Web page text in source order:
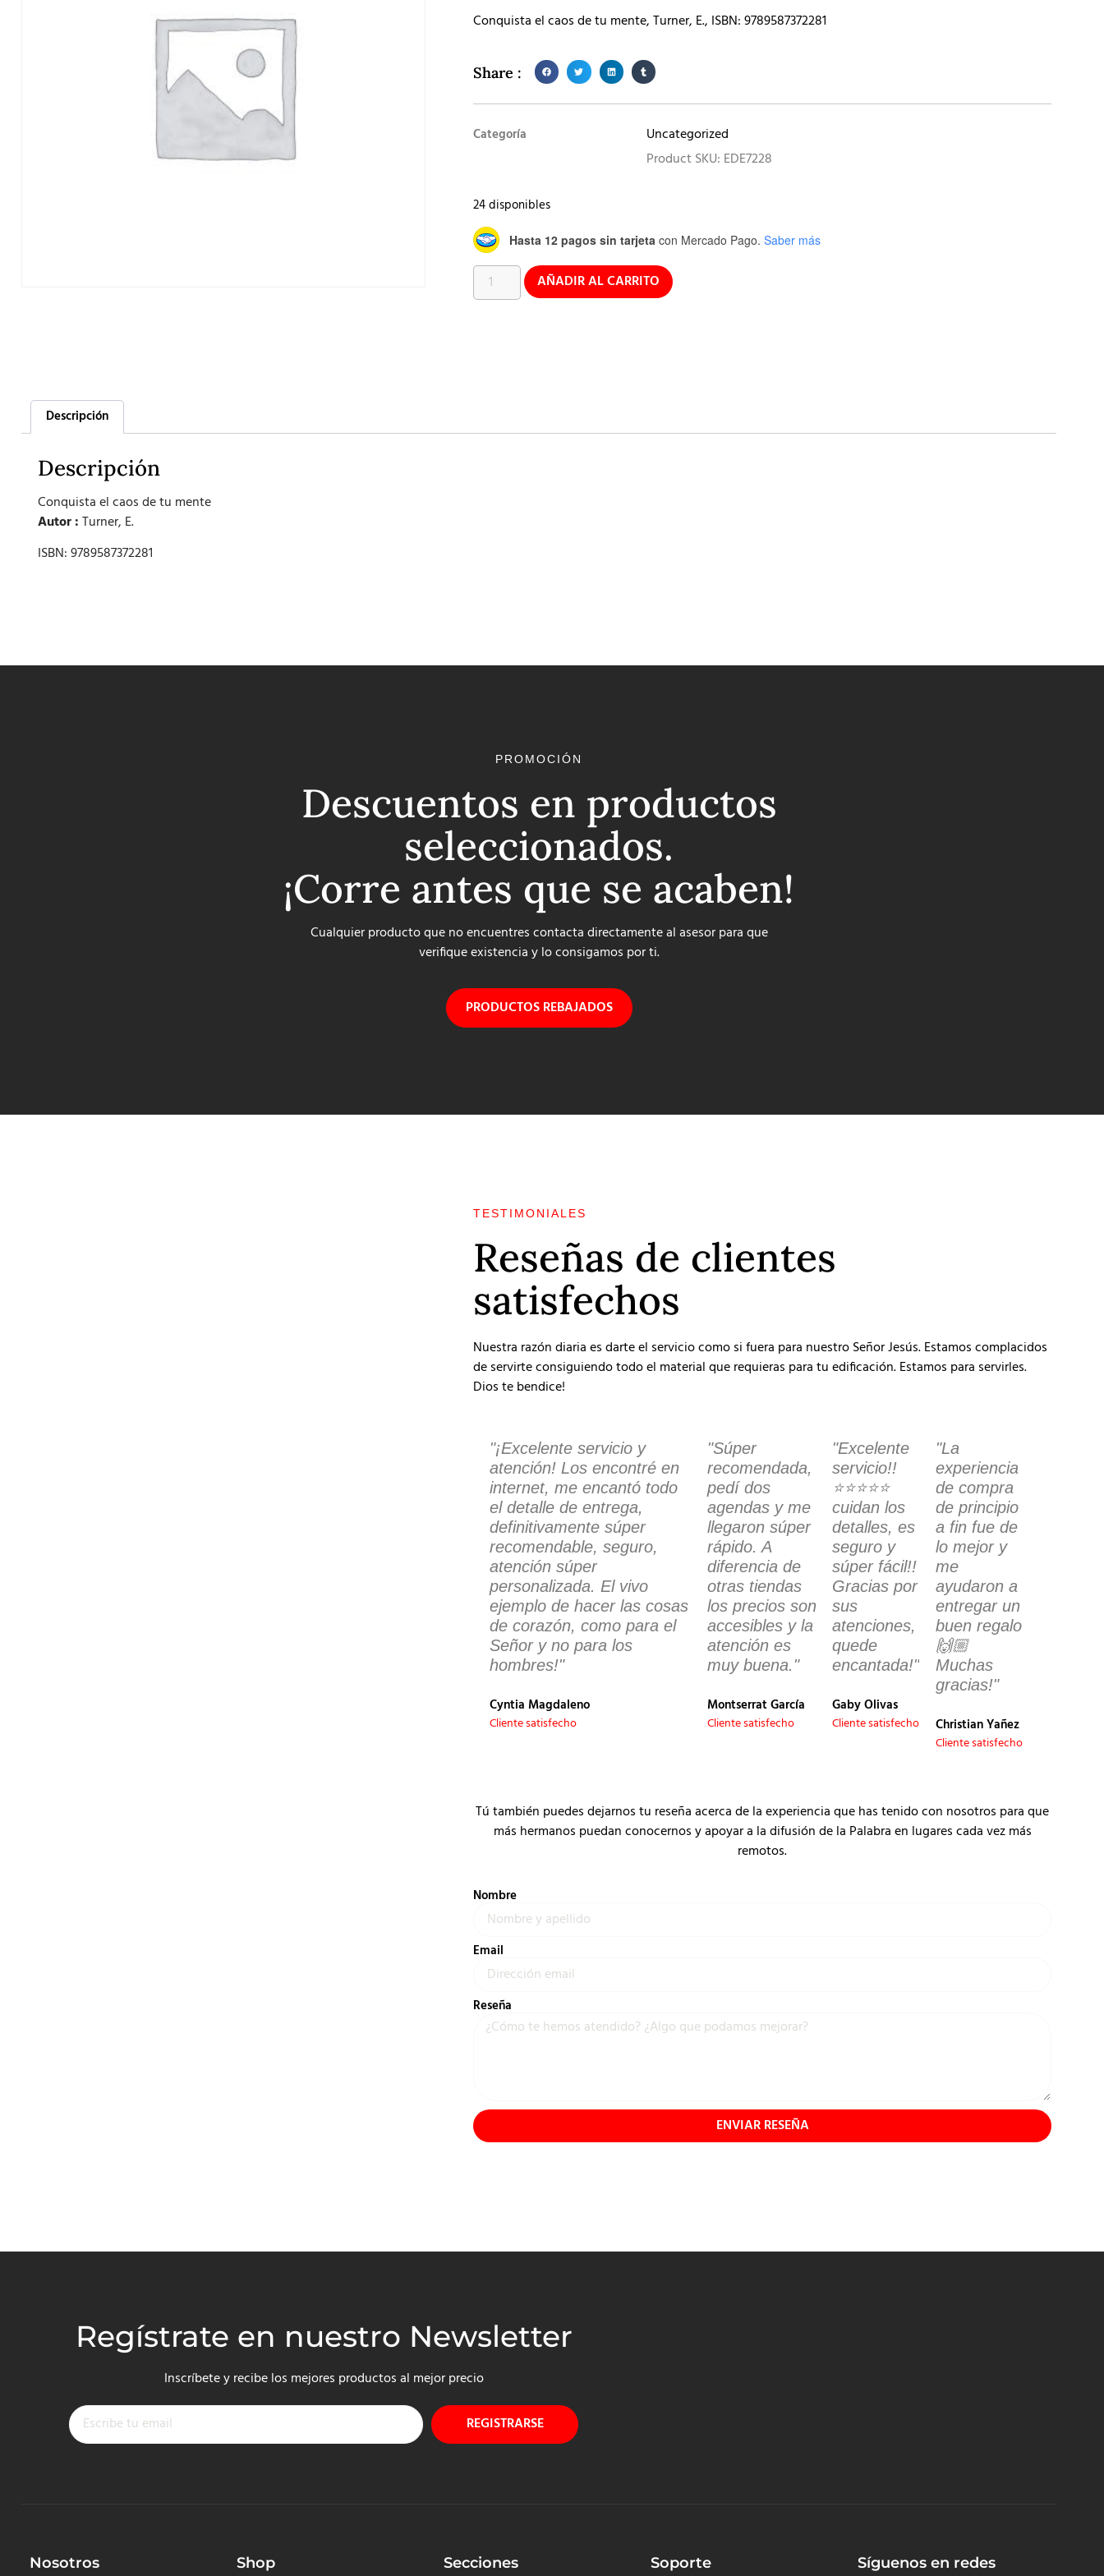
Conquista el caos de tu mente, Turner, E., ISBN: 9789587372281
Share :
Categoría
Uncategorized
Product SKU: EDE7228
24 disponibles
Hasta 12 pagos sin tarjeta con Mercado Pago. Saber más
AÑADIR AL CARRITO
Descripción
Descripción
Conquista el caos de tu mente
Autor :Turner, E.
ISBN: 9789587372281
PROMOCIÓN
Descuentos en productos
seleccionados.
¡Corre antes que se acaben!
Cualquier producto que no encuentres contacta directamente al asesor para que
verifique existencia y lo consigamos por ti.
PRODUCTOS REBAJADOS
TESTIMONIALES
Reseñas de clientes
satisfechos
Nuestra razón diaria es darte el servicio como si fuera para nuestro Señor Jesús. Estamos complacidos
de servirte consiguiendo todo el material que requieras para tu edificación. Estamos para servirles.
Dios te bendice!
"¡Excelente servicio y
atención! Los encontré en
internet, me encantó todo
el detalle de entrega,
definitivamente súper
recomendable, seguro,
atención súper
personalizada. El vivo
ejemplo de hacer las cosas
de corazón, como para el
Señor y no para los
hombres!"
Cyntia Magdaleno
Cliente satisfecho
"Súper
recomendada,
pedí dos
agendas y me
llegaron súper
rápido. A
diferencia de
otras tiendas
los precios son
accesibles y la
atención es
muy buena."
Montserrat García
Cliente satisfecho
"Excelente
servicio!!
⭐️⭐️⭐️⭐️⭐️
cuidan los
detalles, es
seguro y
súper fácil!!
Gracias por
sus
atenciones,
quede
encantada!"
Gaby Olivas
Cliente satisfecho
"La
experiencia
de compra
de principio
a fin fue de
lo mejor y
me
ayudaron a
entregar un
buen regalo
🙌🏼
Muchas
gracias!"
Christian Yañez
Cliente satisfecho
Tú también puedes dejarnos tu reseña acerca de la experiencia que has tenido con nosotros para que
más hermanos puedan conocernos y apoyar a la difusión de la Palabra en lugares cada vez más
remotos.
Nombre
Email
Reseña
ENVIAR RESEÑA
Regístrate en nuestro Newsletter
Inscríbete y recibe los mejores productos al mejor precio
REGISTRARSE
Nosotros Shop Secciones Soporte Síguenos en redes